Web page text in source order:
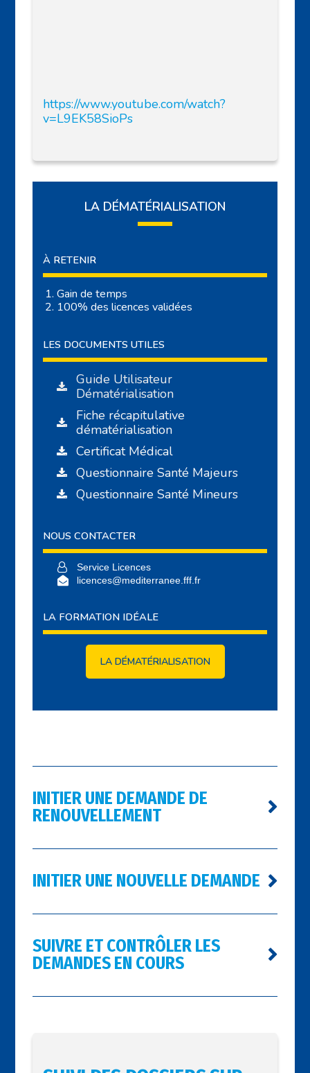
https://www.youtube.com/watch?
v=L9EK58SioPs
LA DÉMATÉRIALISATION
À RETENIR
Gain de temps
100% des licences validées
LES DOCUMENTS UTILES
Guide Utilisateur
Dématérialisation
Fiche récapitulative
dématérialisation
Certificat Médical
Questionnaire Santé Majeurs
Questionnaire Santé Mineurs
NOUS CONTACTER
Service Licences
licences@mediterranee.fff.fr
LA FORMATION IDÉALE
LA DÉMATÉRIALISATION
INITIER UNE DEMANDE DE
RENOUVELLEMENT
INITIER UNE NOUVELLE DEMANDE
SUIVRE ET CONTRÔLER LES
DEMANDES EN COURS